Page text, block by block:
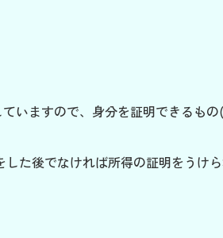
いますので、身分を証明できるもの(
た後でなければ所得の証明をうけ